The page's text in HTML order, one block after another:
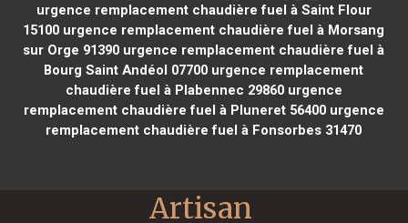
urgence remplacement chaudière fuel à Saint Flour
15100 urgence remplacement chaudière fuel à Morsang
sur Orge 91390 urgence remplacement chaudière fuel à
Bourg Saint Andéol 07700 urgence remplacement
chaudière fuel à Plabennec 29860urgence
remplacement chaudière fuel à Pluneret 56400urgence
remplacement chaudière fuel à Fonsorbes 31470
Artisan